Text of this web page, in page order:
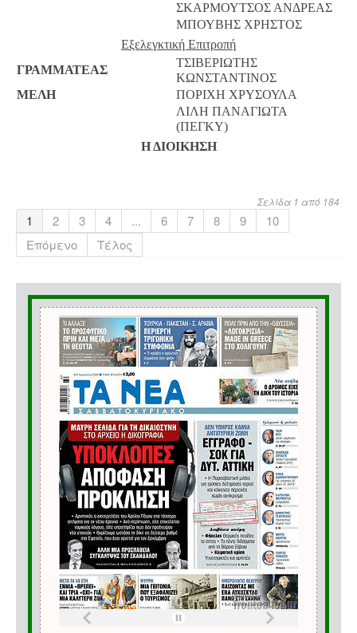
ΣΚΑΡΜΟΥΤΣΟΣ ΑΝΔΡΕΑΣ
ΜΠΟΥΒΗΣ ΧΡΗΣΤΟΣ
Εξελεγκτική Επιτροπή
ΓΡΑΜΜΑΤΕΑΣ
ΤΣΙΒΕΡΙΩΤΗΣ
ΚΩΝΣΤΑΝΤΙΝΟΣ
ΜΕΛΗ
ΠΟΡΙΧΗ ΧΡΥΣΟΥΛΑ
ΛΙΛΗ ΠΑΝΑΓΙΩΤΑ
(ΠΕΓΚΥ)
Η ΔΙΟΙΚΗΣΗ
Σελίδα 1 από 184
1 2 3 4 ... 6 7 8 9
10
Επόμενο
Τέλος